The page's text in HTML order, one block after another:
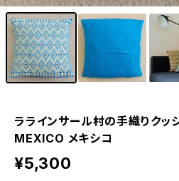
ララインサール村の手織りク
MEXICO メキシコ
¥5,300